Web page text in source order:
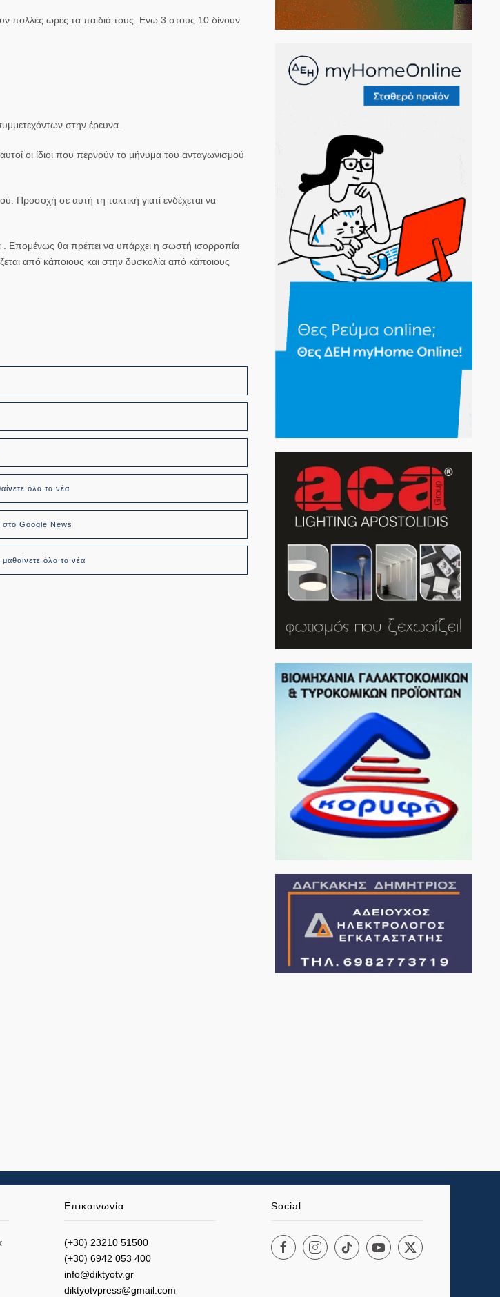
πολλές ώρες τα παιδιά τους. Ενώ 3 στους 10 δίνουν
στην έρευνα.
οι ίδιοι που περνούν το μήνυμα του ανταγωνισμού
Προσοχή σε αυτή τη τακτική γιατί ενδέχεται να
. Επομένως θα πρέπει να υπάρχει η σωστή ισορροπία
από κάποιους και στην δυσκολία από κάποιους
όλα τα νέα
στο Google News
όλα τα νέα
Επικοινωνία
(+30) 23210 51500
(+30) 6942 053 400
info@diktyotv.gr
diktyotvpress@gmail.com
Social